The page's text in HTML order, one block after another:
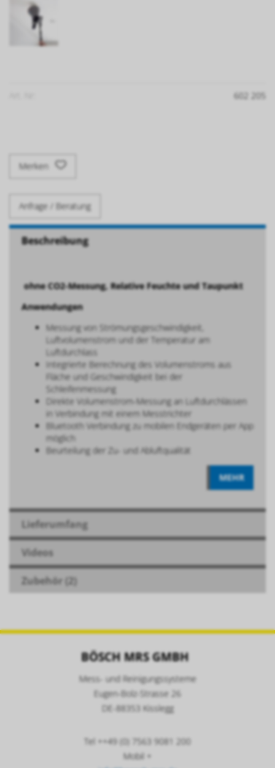
602 205
Merken
Anfrage / Beratung
Beschreibung
ohne CO2-Messung, Relative Feuchte und Taupunkt
Anwendungen
Messung von Strömungsgeschwindigkeit,
Luftvolumenstrom und der Temperatur am
Luftdurchlass
Integrierte Berechnung des Volumenstroms aus
Fläche und Geschwindigkeit bei der
Schleifenmessung
Direkte Volumenstrom-Messung an Luftdurchlässen
in Verbindung mit einem Messtrichter
Bluetooth Verbindung zu mobilen Endgeräten per App
möglich
Beurteilung der Zu- und Abluftqualität
MEHR
Lieferumfang
Videos
Zubehör (2)
BÖSCH MRS GMBH
Mess- und Reinigungssysteme
Eugen-Bolz-Strasse 26
DE-88353 Kisslegg
Tel ++49 (0) 7563 9081 200
Mobil +